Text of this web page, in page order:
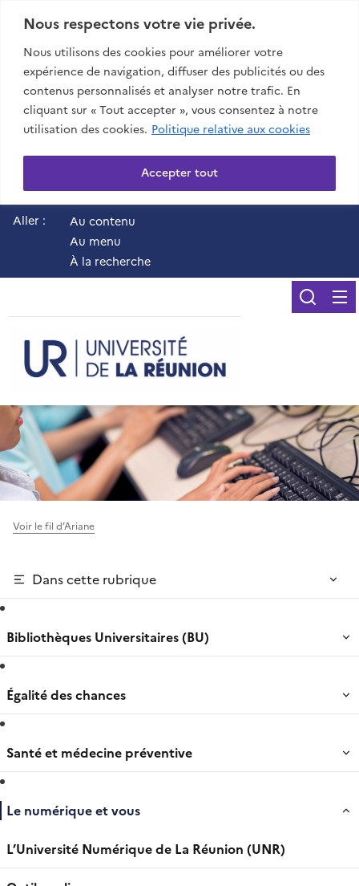
Nous respectons votre vie privée.
Nous utilisons des cookies pour améliorer votre
expérience de navigation, diffuser des publicités ou des
contenus personnalisés et analyser notre trafic. En
cliquant sur « Tout accepter », vous consentez à notre
utilisation des cookies. Politique relative aux cookies
Accepter tout
Aller :
Au contenu
Au menu
À la recherche
Voir le fil d’Ariane
Dans cette rubrique
Bibliothèques Universitaires (BU)
Égalité des chances
Santé et médecine préventive
Le numérique et vous
L’Université Numérique de La Réunion (UNR)